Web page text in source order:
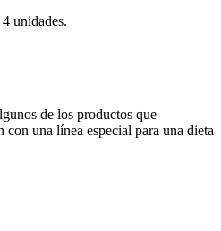
unidades.
de los productos que
con una línea especial para una dieta